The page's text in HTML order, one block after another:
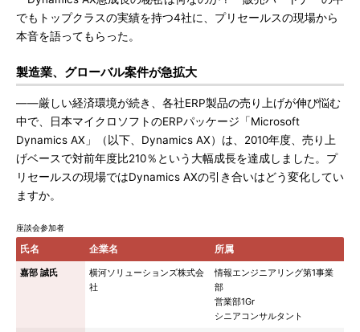
でもトップクラスの実績を持つ4社に、プリセールスの現場から
本音を語ってもらった。
製造業、グローバル案件が急拡大
――厳しい経済環境が続き、各社ERP製品の売り上げが伸び悩む
中で、日本マイクロソフトのERPパッケージ「Microsoft
Dynamics AX」（以下、Dynamics AX）は、2010年度、売り上
げベースで対前年度比210％という大幅成長を達成しました。プ
リセールスの現場ではDynamics AXの引き合いはどう変化してい
ますか。
座談会参加者
氏名 企業名 所属
嘉部 誠氏
横河ソリューションズ株式会
社
情報エンジニアリング第1事業
部
営業部1Gr
シニアコンサルタント